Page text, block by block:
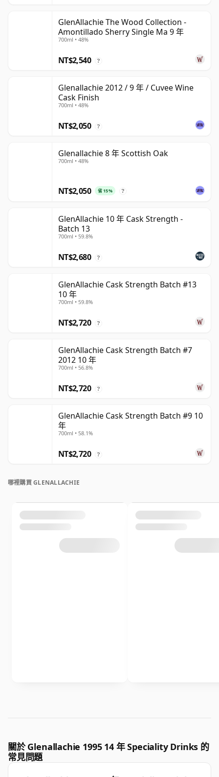
GlenAllachie The Wood Collection -
Amontillado Sherry Single Ma 9 年
700ml • 48%
NT$2,540 ?
Glenallachie 2012 / 9 年 / Cuvee Wine
Cask Finish
700ml • 48%
NT$2,050 ?
Glenallachie 8 年 Scottish Oak
700ml • 48%
NT$2,050 省 15% ?
GlenAllachie 10 年 Cask Strength -
Batch 13
700ml • 59.8%
NT$2,680 ?
GlenAllachie Cask Strength Batch #13
10 年
700ml • 59.8%
NT$2,720 ?
GlenAllachie Cask Strength Batch #7
2012 10 年
700ml • 56.8%
NT$2,720 ?
GlenAllachie Cask Strength Batch #9 10
年
700ml • 58.1%
NT$2,720 ?
哪裡購買 GLENALLACHIE
關於 Glenallachie 1995 14 年 Speciality Drinks 的
常見問題